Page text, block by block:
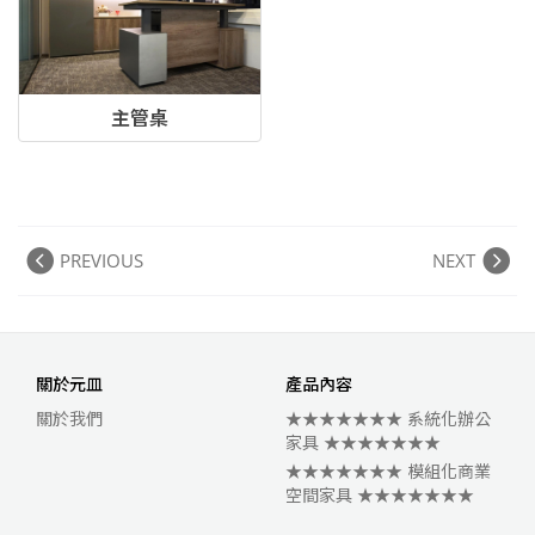
主管桌
PREVIOUS NEXT
關於元皿
關於我們
產品內容
★★★★★★★ 系統化辦公
家具 ★★★★★★★
★★★★★★★ 模組化商業
空間家具 ★★★★★★★